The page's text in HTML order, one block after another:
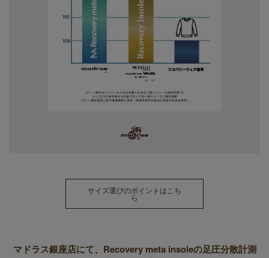
サイズ選びのポイントはこち
ら
マドラス銀座店にて、Recovery meta insoleの足圧分散計測